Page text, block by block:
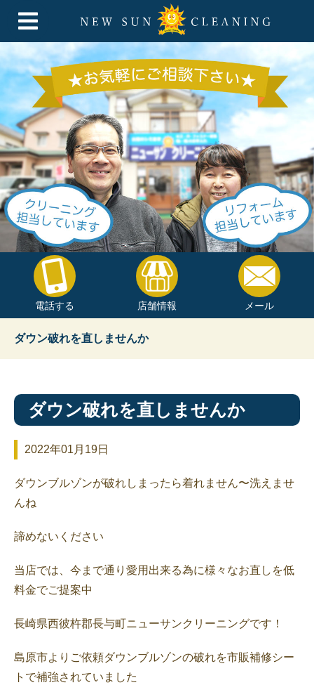
電話する 店舗情報 メール
ダウン破れを直しませんか
ダウン破れを直しませんか
2022年01月19日
ダウンブルゾンが破れしまったら着れません〜洗えませ
んね
諦めないください
当店では、今まで通り愛用出来る為に様々なお直しを低
料金でご提案中
長崎県西彼杵郡長与町ニューサンクリーニングです！
島原市よりご依頼ダウンブルゾンの破れを市販補修シー
トで補強されていました